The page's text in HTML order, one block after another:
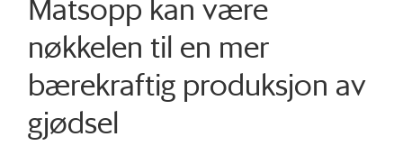
Matsopp kan være
nøkkelen til en mer
bærekraftig produksjon av
gjødsel